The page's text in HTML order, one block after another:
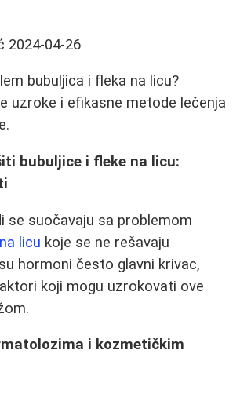
2024-04-26
bubuljica i fleka na licu?
uzroke i efikasne metode lečenja
bubuljice i fleke na licu:
se suočavaju sa problemom
licu koje se ne rešavaju
hormoni često glavni krivac,
koji mogu uzrokovati ove
i kozmetičkim